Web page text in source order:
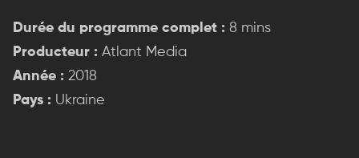
Durée du programme complet : 8 mins
Producteur : Atlant Media
Année : 2018
Pays : Ukraine